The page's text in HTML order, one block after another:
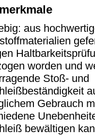
aus
worden und
Stoß- und
Gebrauch
bewältigen